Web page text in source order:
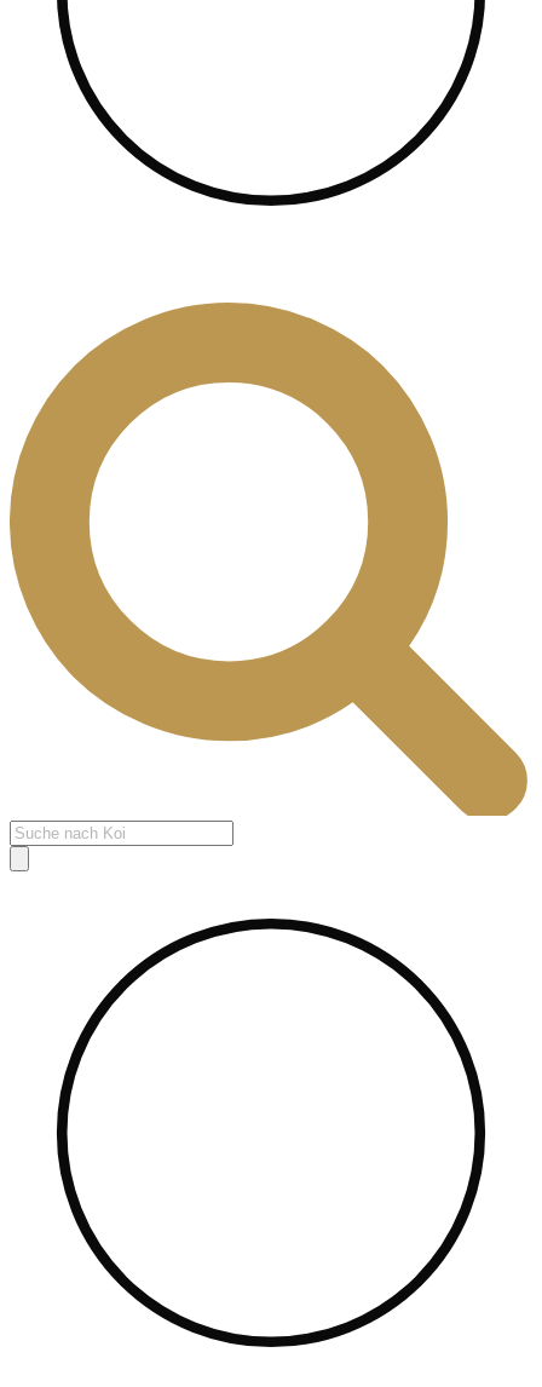
Products
search